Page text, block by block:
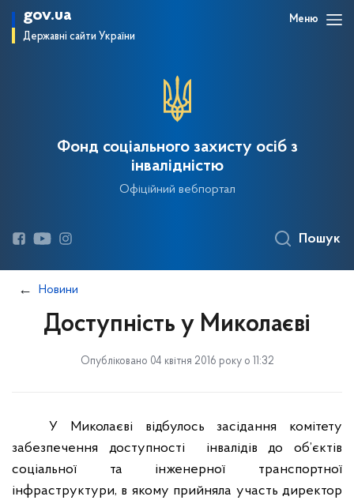
gov.ua
Державні сайти України
Меню
Фонд соціального захисту осіб з
інвалідністю
Офіційний вебпортал
Пошук
Новини
Доступність у Миколаєві
Опубліковано 04 квітня 2016 року о 11:32
У Миколаєві відбулось засідання комітету
забезпечення доступності
інвалідів до об’єктів
соціальної та інженерної транспортної
інфраструктури, в якому прийняла участь директор